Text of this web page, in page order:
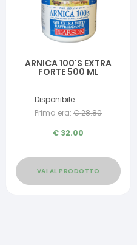
ARNICA 100'S EXTRA
FORTE 500 ML
Disponibile
Prima era: €28.80
€ 32.00
VAI AL PRODOTTO